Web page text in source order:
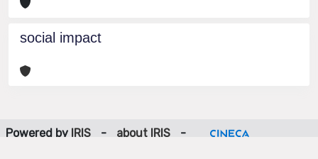
social impact
Powered by IRIS - about IRIS
-